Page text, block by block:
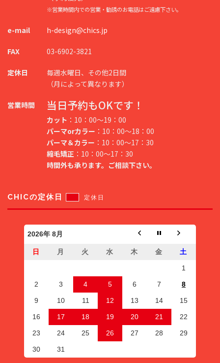
※営業時間内での営業・勧誘のお電話はご遠慮下さい。
e-mail h-design@chics.jp
FAX 03-6902-3821
定休日
毎週水曜日、その他2日間
（月によって異なります）
営業時間 当日予約もOKです！
カット ：10：00～19：00
パーマorカラー ：10：00～18：00
パーマ＆カラー ：10：00～17：30
縮毛矯正 ：10：00～17：30
時間外も承ります。ご相談下さい。
CHICの定休日 定休日
2026年 8月
日 月 火 水 木 金 土
1
2 3 4 5 6 7 8
9 10 11 12 13 14 15
16 17 18 19 20 21 22
23 24 25 26 27 28 29
30 31